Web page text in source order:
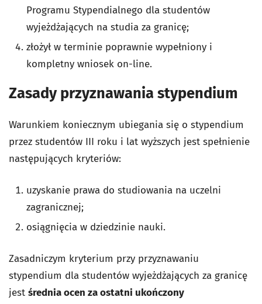
Programu Stypendialnego dla studentów
wyjeżdżających na studia za granicę;
złożył w terminie poprawnie wypełniony i
kompletny wniosek on-line.
Zasady przyznawania stypendium
Warunkiem koniecznym ubiegania się o stypendium
przez studentów III roku i lat wyższych jest spełnienie
następujących kryteriów:
uzyskanie prawa do studiowania na uczelni
zagranicznej;
osiągnięcia w dziedzinie nauki.
Zasadniczym kryterium przy przyznawaniu
stypendium dla studentów wyjeżdżających za granicę
jest średnia ocen za ostatni ukończony